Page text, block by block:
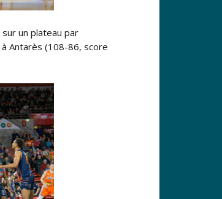
un plateau par
Antarès (108-86, score